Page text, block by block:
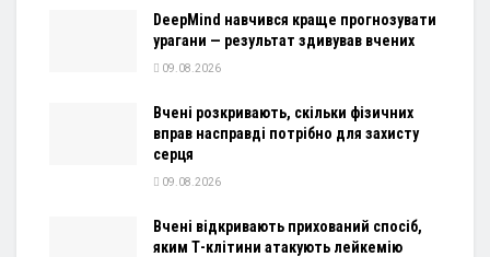
DeepMind навчився краще прогнозувати
урагани — результат здивував вчених
09.08.2026
Вчені розкривають, скільки фізичних
вправ насправді потрібно для захисту
серця
09.08.2026
Вчені відкривають прихований спосіб,
яким Т-клітини атакують лейкемію